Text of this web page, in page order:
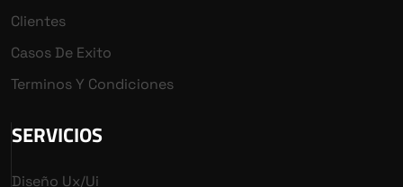
Clientes
Casos De Exito
Terminos Y Condiciones
SERVICIOS
Diseño Ux/ui